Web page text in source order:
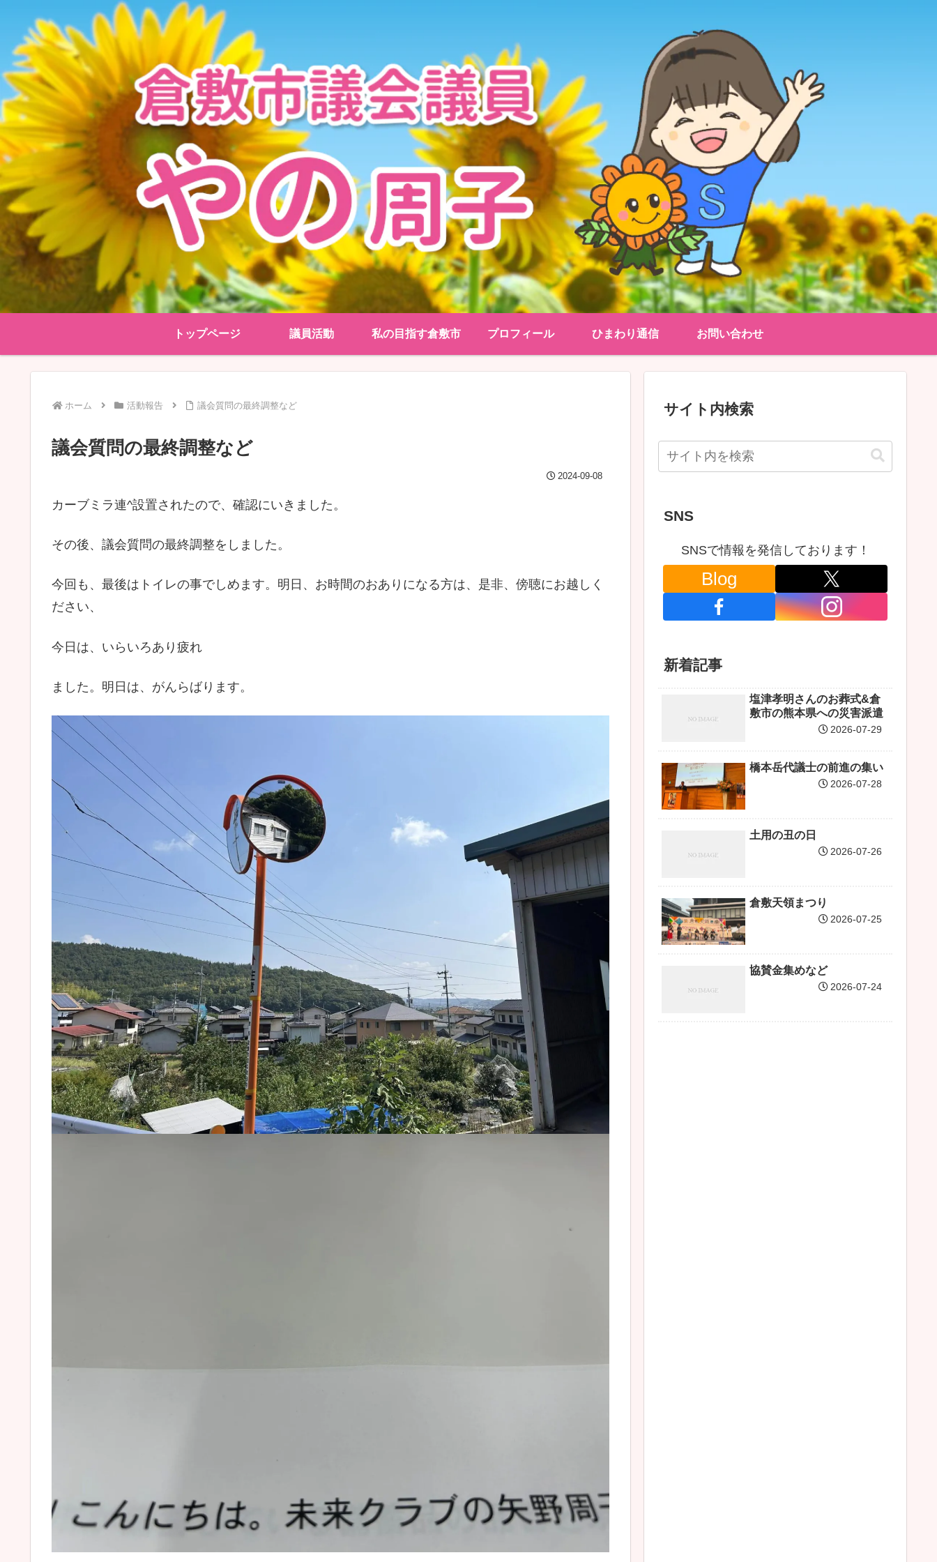
トップページ 議員活動 私の目指す倉敷市 プロフィール ひまわり通信 お問い合わせ
ホーム 活動報告 議会質問の最終調整など
議会質問の最終調整など
2024-09-08
カーブミラ連^設置されたので、確認にいきました。
その後、議会質問の最終調整をしました。
今回も、最後はトイレの事でしめます。明日、お時間のおありになる方は、是非、傍聴にお越しく
ださい、
今日は、いらいろあり疲れ
ました。明日は、がんらばります。
サイト内検索
SNS
SNSで情報を発信しております！
Blog
新着記事
塩津孝明さんのお葬式&倉
敷市の熊本県への災害派遣
2026-07-29
橋本岳代議士の前進の集い
2026-07-28
土用の丑の日
2026-07-26
倉敷天領まつり
2026-07-25
協賛金集めなど
2026-07-24